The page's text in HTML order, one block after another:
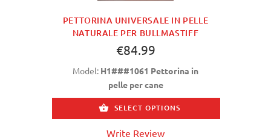
PETTORINA UNIVERSALE IN PELLE
NATURALE PER BULLMASTIFF
€84.99
Model: H1###1061 Pettorina in
pelle per cane
SELECT OPTIONS
Write Review